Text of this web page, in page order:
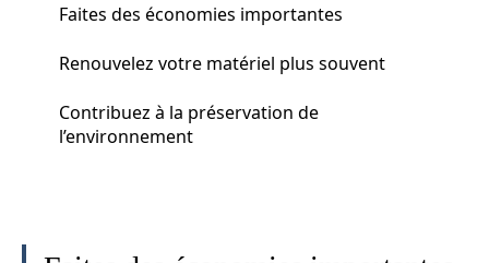
Faites des économies importantes
Renouvelez votre matériel plus souvent
Contribuez à la préservation de
l’environnement